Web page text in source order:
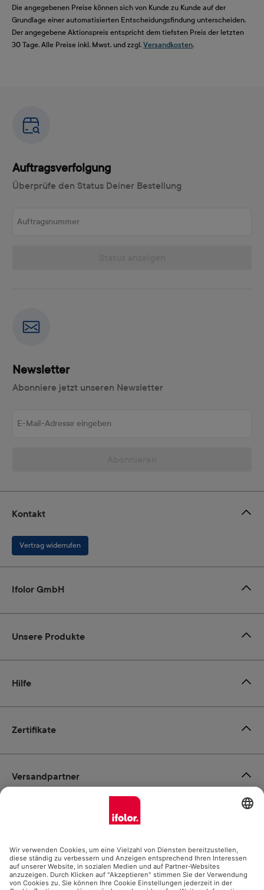
Die angegebenen Preise können sich von Kunde zu Kunde auf der
Grundlage einer automatisierten Entscheidungsfindung unterscheiden.
Der angegebene Aktionspreis entspricht dem tiefsten Preis der letzten
30 Tage. Alle Preise inkl. Mwst. und zzgl. Versandkosten.
Auftragsverfolgung
Überprüfe den Status Deiner Bestellung
Newsletter
Abonniere jetzt unseren Newsletter
Zertifikate
Kontakt
Vertrag widerrufen
Ifolor GmbH
Unsere Produkte
Hilfe
Zahlungsmöglichkeiten
Social Media
Versandpartner